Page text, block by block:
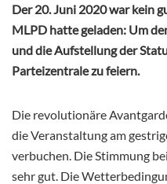
Der 20. Juni 2020 war kein
MLPD hatte geladen: Um
und die Aufstellung der
Parteizentrale zu feiern.
Die revolutionäre
die Veranstaltung am
verbuchen. Die Stimmung
sehr gut. Die